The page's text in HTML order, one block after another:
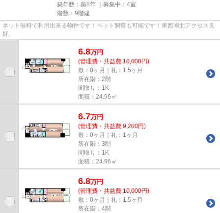
築年数：築8年 ｜募集中： 4室
階数：9階建
ネット無料で利用出来る物件です！ペット飼育も可能です！東西南北アクセス良
好。
6.8万円
(管理費・共益費 10,000円)
敷：0ヶ月｜礼：1.5ヶ月
所在階：2階
間取り：1K
面積：24.96㎡
6.7万円
(管理費・共益費 9,200円)
敷：0ヶ月｜礼：1ヶ月
所在階：3階
間取り：1K
面積：24.96㎡
6.8万円
(管理費・共益費 10,000円)
敷：0ヶ月｜礼：1.5ヶ月
所在階：4階